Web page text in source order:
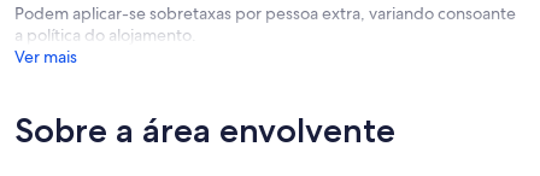
Podem aplicar-se sobretaxas por pessoa extra, variando consoante
a política do alojamento.
Ver mais
Sobre a área envolvente